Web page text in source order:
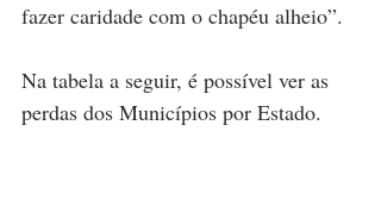
fazer caridade com o chapéu alheio”.
Na tabela a seguir, é possível ver as
perdas dos Municípios por Estado.